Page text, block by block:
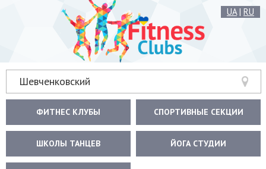
UA| RU
Шевченковский
ФИТНЕС КЛУБЫ СПОРТИВНЫЕ СЕКЦИИ
ШКОЛЫ ТАНЦЕВ ЙОГА СТУДИИ